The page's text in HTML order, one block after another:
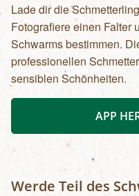
Lade dir die
Fotografiere einen Falter
Schwarms bestimmen.
professionellen
sensiblen Schönheiten.
APP
Werde Teil des